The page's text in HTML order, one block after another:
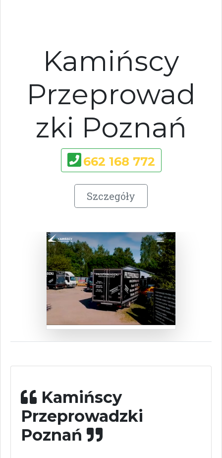
Kamińscy
Przeprowad
zki Poznań
662 168 772
Szczegóły
Kamińscy
Przeprowadzki
Poznań